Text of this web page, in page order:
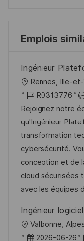
Emplois
Ingénieur
o
c
a
l
i
s
a
t
o
n
Rennes, Ille-
R
é
f
é
r
e
n
c
d
u
R0313776
Rejoignez notre
qu'Ingénieur
transformation
cybersécurité.
conception et de
cloud sécurisées
avec les équipes
Ingénieur
o
Valbonne,
D 2026-06-26